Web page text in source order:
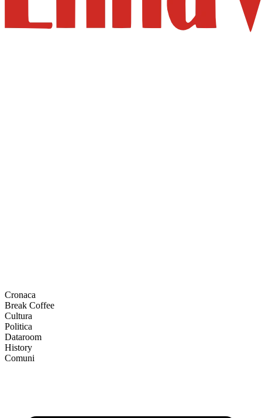
Cronaca
Break Coffee
Cultura
Politica
Dataroom
History
Comuni